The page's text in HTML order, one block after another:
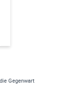
Gegenwart